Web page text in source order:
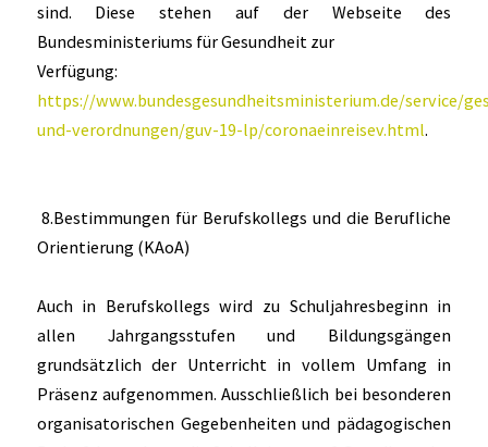
sind. Diese stehen auf der Webseite des
Bundesministeriums für Gesundheit zur
Verfügung:
https://www.bundesgesundheitsministerium.de/service/
und-verordnungen/guv-19-lp/coronaeinreisev.html.
8.Bestimmungen für Berufskollegs und die Berufliche
Orientierung (KAoA)
Auch in Berufskollegs wird zu Schuljahresbeginn in
allen Jahrgangsstufen und Bildungsgängen
grundsätzlich der Unterricht in vollem Umfang in
Präsenz aufgenommen. Ausschließlich bei besonderen
organisatorischen Gegebenheiten und pädagogischen